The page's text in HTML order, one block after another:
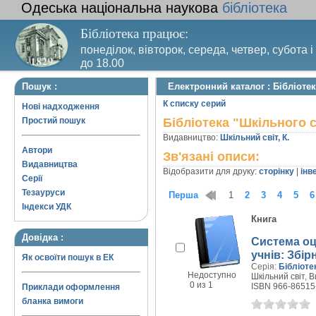
Одеська національна наукова бібліотека
Бібліотека працює:
понеділок, вівторок, середа, четвер, субота
до 18.00
Вихідний день – п’ятниця. Останній четвер
Пошук :
Нові надходження
Простий пошук
Автори
Видавництва
Серії
Тезауруси
Індекси УДК
Довідка :
Як освоїти пошук в ЕК
Приклади оформлення
бланка вимоги
Електронний каталог :
К списку серий
Бібліотека "Шкільного
Видавництво: Шкільний світ, К.
Зв'язані описи:
Відобразити для друку: сторінку
Перша 1 2 3 4 5 6
Недоступно
0 из 1
Книга
Система
учнів:
Серія:
Шкільний світ,
ISBN 966-